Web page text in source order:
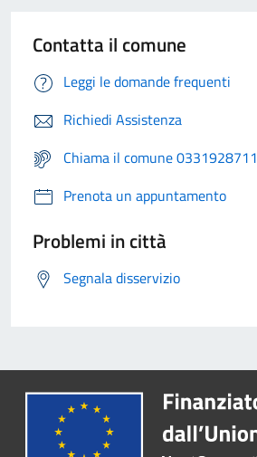
Contatta il comune
Leggi le domande frequenti
Richiedi Assistenza
Chiama il comune 0331928711
Prenota un appuntamento
Problemi in città
Segnala disservizio